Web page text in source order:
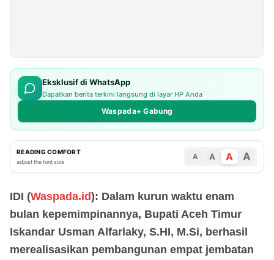
Eksklusif di WhatsApp
Dapatkan berita terkini langsung di layar HP Anda
Waspada+ Gabung
READING COMFORT
adjust the font size
A A A A
IDI (Waspada.id): Dalam kurun waktu enam
bulan kepemimpinannya, Bupati Aceh Timur
Iskandar Usman Alfarlaky, S.HI, M.Si, berhasil
merealisasikan pembangunan empat jembatan